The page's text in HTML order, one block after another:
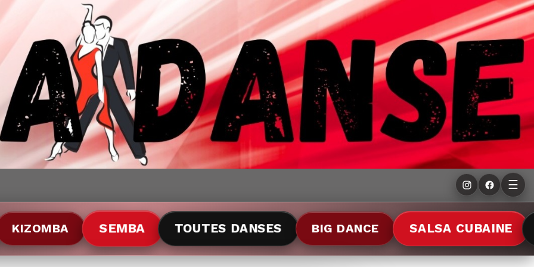
☰
SEMBA TOUTES DANSES BIG DANCE SALSA CUBAINE SON